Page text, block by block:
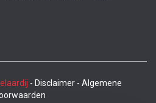
- Disclaimer - Algemene